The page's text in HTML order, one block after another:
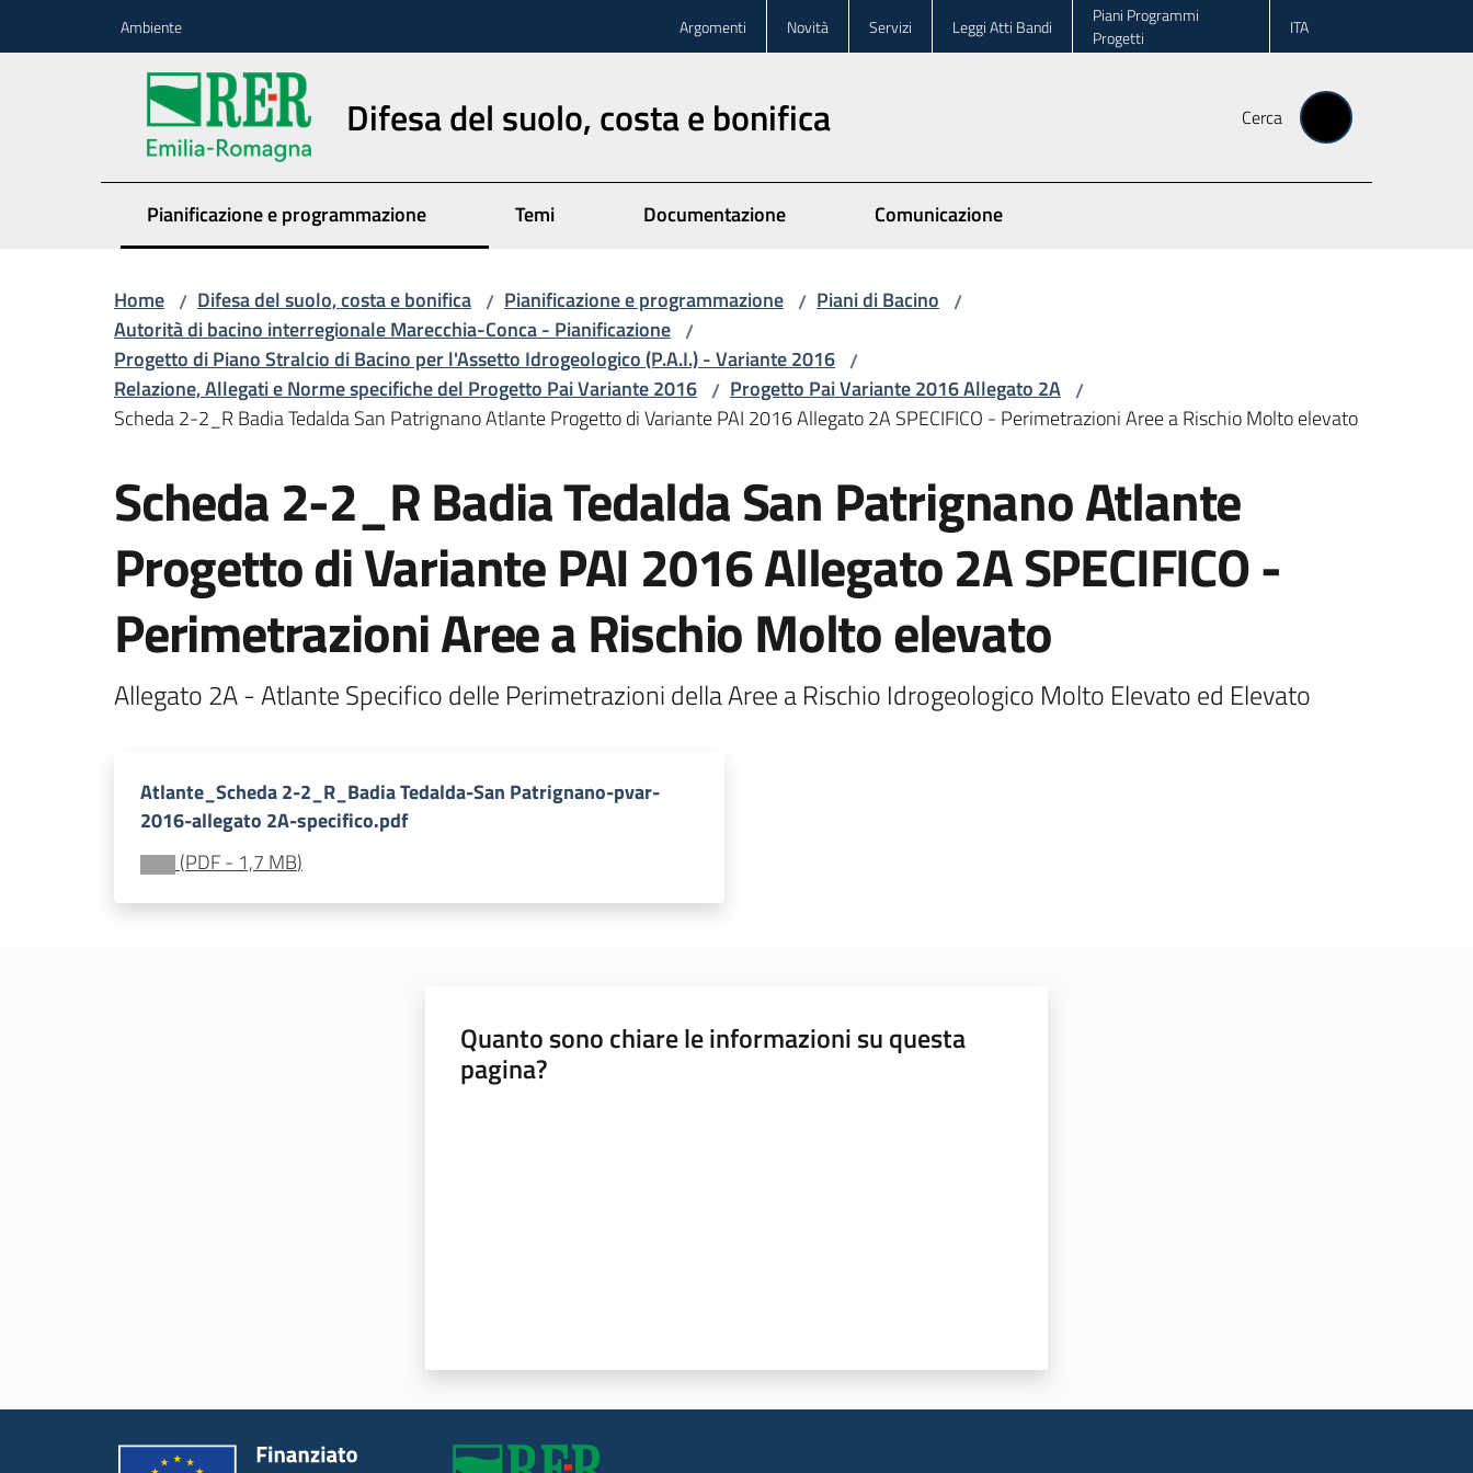
Ambiente Argomenti Novità Servizi Leggi Atti Bandi
Piani Programmi
Progetti
ITA
Difesa del suolo, costa e bonifica Cerca
Pianificazione e programmazione Temi Documentazione Comunicazione
Home / Difesa del suolo, costa e bonifica / Pianificazione e programmazione / Piani di Bacino /
Autorità di bacino interregionale Marecchia-Conca - Pianificazione /
Progetto di Piano Stralcio di Bacino per l'Assetto Idrogeologico (P.A.I.) - Variante 2016 /
Relazione, Allegati e Norme specifiche del Progetto Pai Variante 2016 / Progetto Pai Variante 2016 Allegato 2A /
Scheda 2-2_R Badia Tedalda San Patrignano Atlante Progetto di Variante PAI 2016 Allegato 2A SPECIFICO - Perimetrazioni Aree a Rischio Molto elevato
Scheda 2-2_R Badia Tedalda San Patrignano Atlante
Progetto di Variante PAI 2016 Allegato 2A SPECIFICO -
Perimetrazioni Aree a Rischio Molto elevato
Atlante_Scheda 2-2_R_Badia Tedalda-San Patrignano-pvar-
2016-allegato 2A-specifico.pdf
(PDF- 1,7 MB)
Quanto sono chiare le informazioni su questa
pagina?